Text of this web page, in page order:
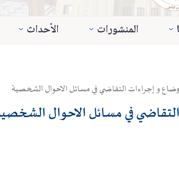
المنشورات الأحداث
و إجراءات التقاضي في مسائل الاحوال الشخصية
في مسائل الاحوال